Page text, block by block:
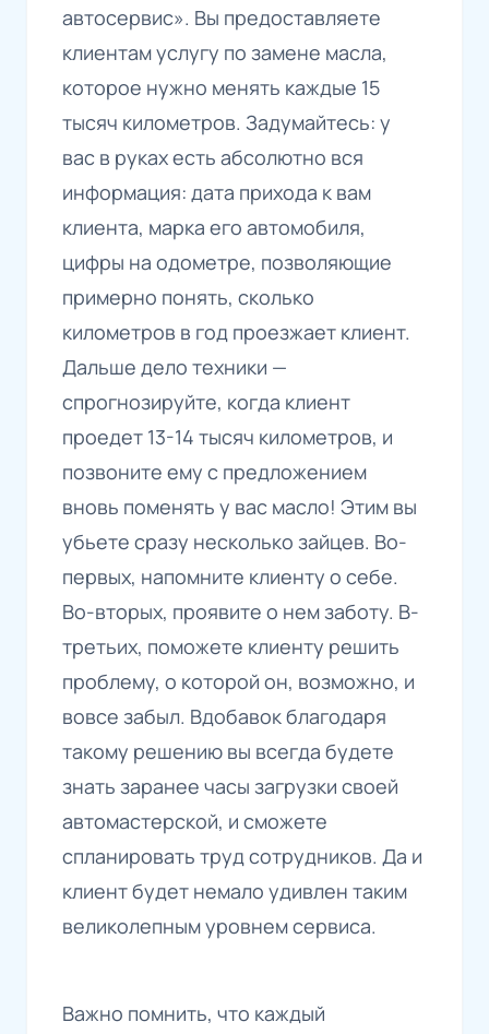
автосервис». Вы предоставляете
клиентам услугу по замене масла,
которое нужно менять каждые 15
тысяч километров. Задумайтесь: у
вас в руках есть абсолютно вся
информация: дата прихода к вам
клиента, марка его автомобиля,
цифры на одометре, позволяющие
примерно понять, сколько
километров в год проезжает клиент.
Дальше дело техники —
спрогнозируйте, когда клиент
проедет 13-14 тысяч километров, и
позвоните ему с предложением
вновь поменять у вас масло! Этим вы
убьете сразу несколько зайцев. Во-
первых, напомните клиенту о себе.
Во-вторых, проявите о нем заботу. В-
третьих, поможете клиенту решить
проблему, о которой он, возможно, и
вовсе забыл. Вдобавок благодаря
такому решению вы всегда будете
знать заранее часы загрузки своей
автомастерской, и сможете
спланировать труд сотрудников. Да и
клиент будет немало удивлен таким
великолепным уровнем сервиса.
Важно помнить, что каждый